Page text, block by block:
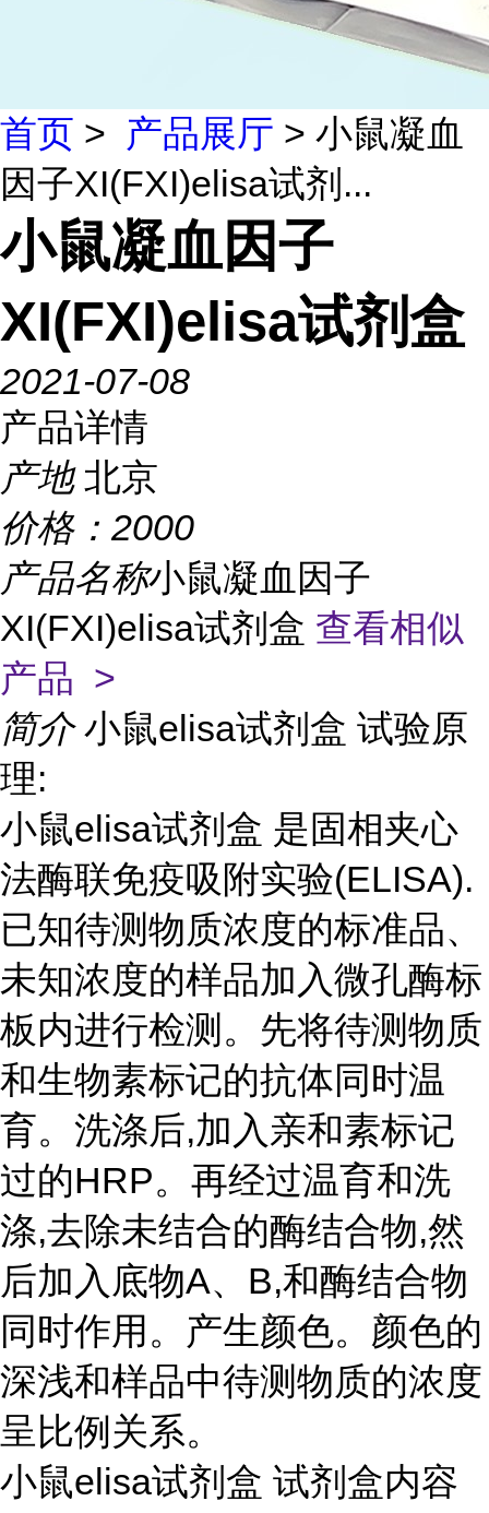
首页 > 产品展厅 > 小鼠凝血
因子XI(FXI)elisa试剂...
小鼠凝血因子
XI(FXI)elisa试剂盒
2021-07-08
产品详情
产地 北京
价格： 2000
产品名称小鼠凝血因子
XI(FXI)elisa试剂盒 查看相似
产品 >
简介 小鼠elisa试剂盒 试验原
理:
小鼠elisa试剂盒 是固相夹心
法酶联免疫吸附实验(ELISA).
已知待测物质浓度的标准品、
未知浓度的样品加入微孔酶标
板内进行检测。先将待测物质
和生物素标记的抗体同时温
育。洗涤后,加入亲和素标记
过的HRP。再经过温育和洗
涤,去除未结合的酶结合物,然
后加入底物A、B,和酶结合物
同时作用。产生颜色。颜色的
深浅和样品中待测物质的浓度
呈比例关系。
小鼠elisa试剂盒 试剂盒内容